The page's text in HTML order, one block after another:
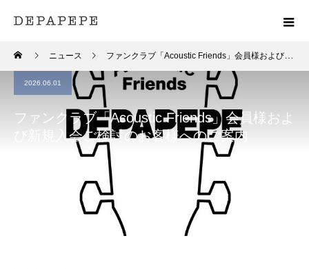
ニュース ファンクラブ「Acoustic Friends」会員様および新規入会ご検討のお客様へのご案内
2026.06.01
ファンクラブ「Acoustic Friends」会員様およ
び新規入会ご検討のお客様へのご案内